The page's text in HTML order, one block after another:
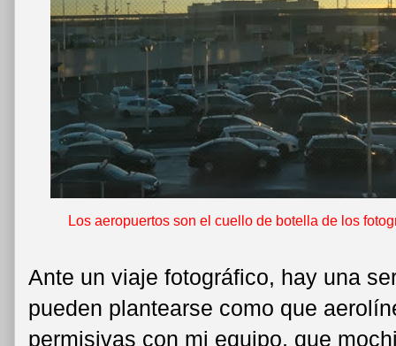
Los aeropuertos son el cuello de botella de los
Ante un viaje fotográfico, hay una
pueden plantearse como que
permisivas con mi equipo, que